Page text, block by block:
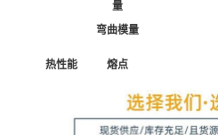
量
弯曲模量
热性能 熔点